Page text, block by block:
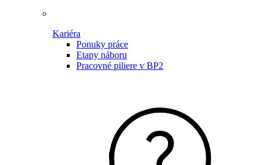
Kariéra
Ponuky práce
Etapy náboru
Pracovné piliere v BP2